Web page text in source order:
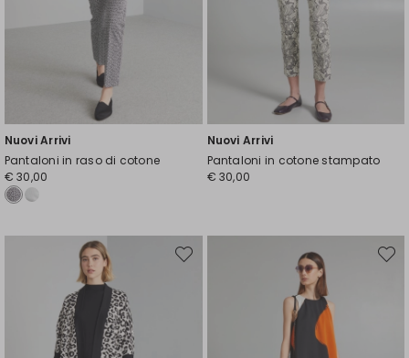
Nuovi Arrivi
Pantaloni in raso di cotone
€ 30,00
Nuovi Arrivi
Pantaloni in cotone stampato
€ 30,00
Sposta